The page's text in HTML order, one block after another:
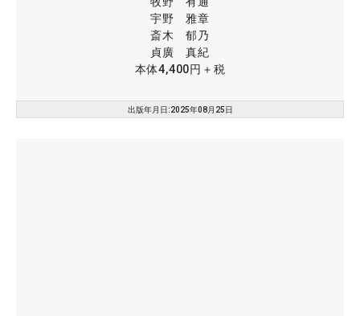
宇野 雅章
斎木 郁乃
貞廣 真紀
本体4,400円＋税
出版年月日:2025年08月25日